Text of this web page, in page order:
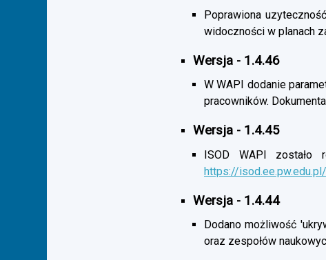
Poprawiona
widoczności w planach
Wersja - 1.4.46
W WAPI dodanie
pracowników.
Wersja - 1.4.45
ISOD WAPI zostało
https://
Wersja - 1.4.44
Dodano możliwość
oraz zespołów